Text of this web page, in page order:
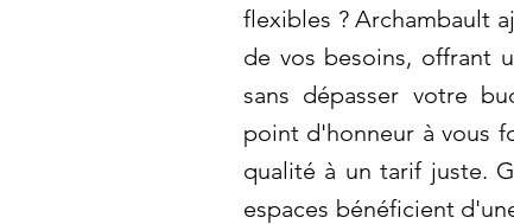
flexibles ? Archambault
de vos besoins, offrant
sans dépasser votre
point d'honneur à vous
qualité à un tarif juste.
espaces bénéficient